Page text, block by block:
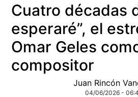
Cuatro décadas
esperaré”, el
Omar Geles
compositor
Juan Rincón
04/06/2026 -